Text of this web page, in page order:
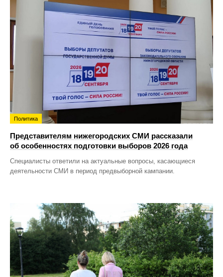
Политика
Представителям нижегородских СМИ рассказали
об особенностях подготовки выборов 2026 года
Специалисты ответили на актуальные вопросы, касающиеся
деятельности СМИ в период предвыборной кампании.